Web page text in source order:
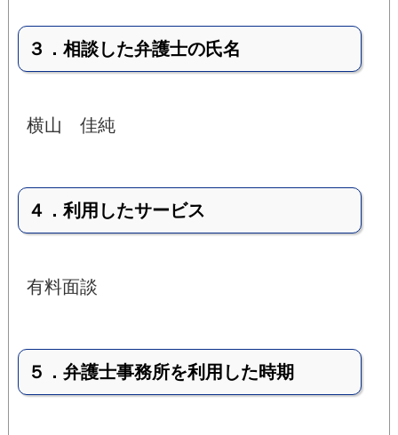
３．相談した弁護士の氏名
横山 佳純
４．利用したサービス
有料面談
５．弁護士事務所を利用した時期